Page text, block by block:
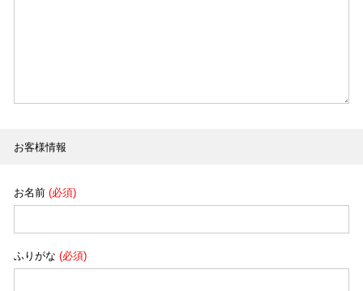
お客様情報
お名前 (必須)
ふりがな (必須)